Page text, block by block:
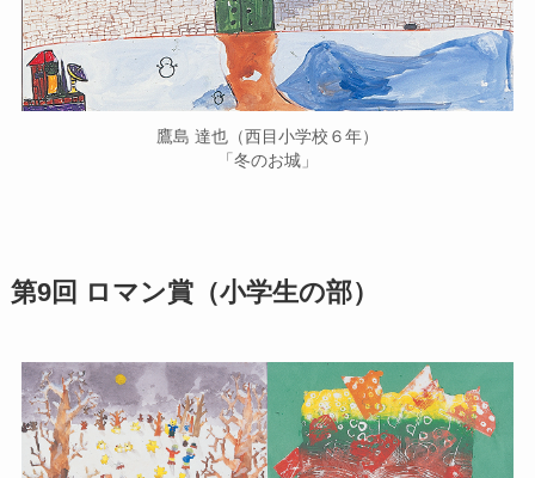
鷹島 達也（西目小学校６年）
「冬のお城」
第9回 ロマン賞（小学生の部）